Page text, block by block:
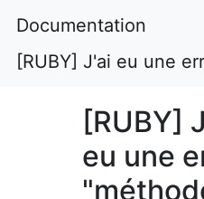
Documentation
[RUBY] J'ai eu une
[RUBY]
eu une